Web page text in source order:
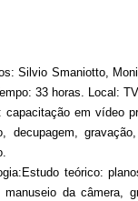
Silvio Smaniotto,
33 horas. Local:
capacitação em vídeo
decupagem,
teórico:
manuseio da câmera,